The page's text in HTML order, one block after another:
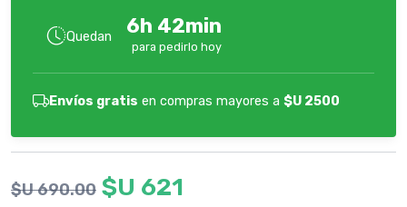
Quedan 6h 42min
para pedirlo hoy
Envíos gratis en compras mayores a $U 2500
$U 690.00 $U 621